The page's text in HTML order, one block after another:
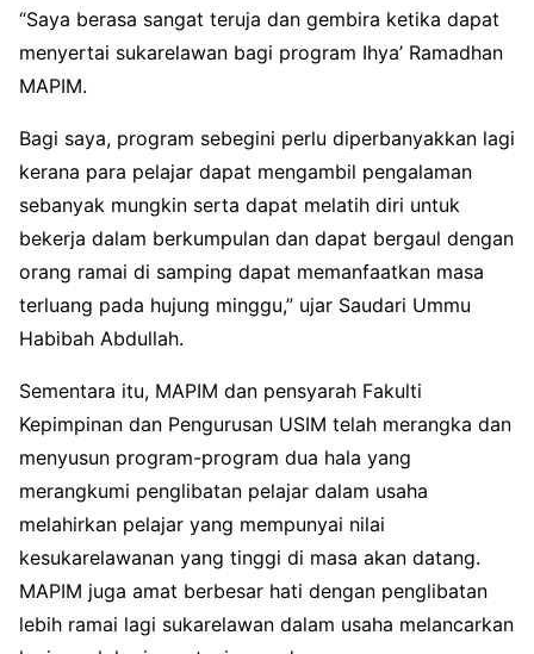
“Saya berasa sangat teruja dan gembira ketika dapat
menyertai sukarelawan bagi program Ihya’ Ramadhan
MAPIM.
Bagi saya, program sebegini perlu diperbanyakkan lagi
kerana para pelajar dapat mengambil pengalaman
sebanyak mungkin serta dapat melatih diri untuk
bekerja dalam berkumpulan dan dapat bergaul dengan
orang ramai di samping dapat memanfaatkan masa
terluang pada hujung minggu,” ujar Saudari Ummu
Habibah Abdullah.
Sementara itu, MAPIM dan pensyarah Fakulti
Kepimpinan dan Pengurusan USIM telah merangka dan
menyusun program-program dua hala yang
merangkumi penglibatan pelajar dalam usaha
melahirkan pelajar yang mempunyai nilai
kesukarelawanan yang tinggi di masa akan datang.
MAPIM juga amat berbesar hati dengan penglibatan
lebih ramai lagi sukarelawan dalam usaha melancarkan